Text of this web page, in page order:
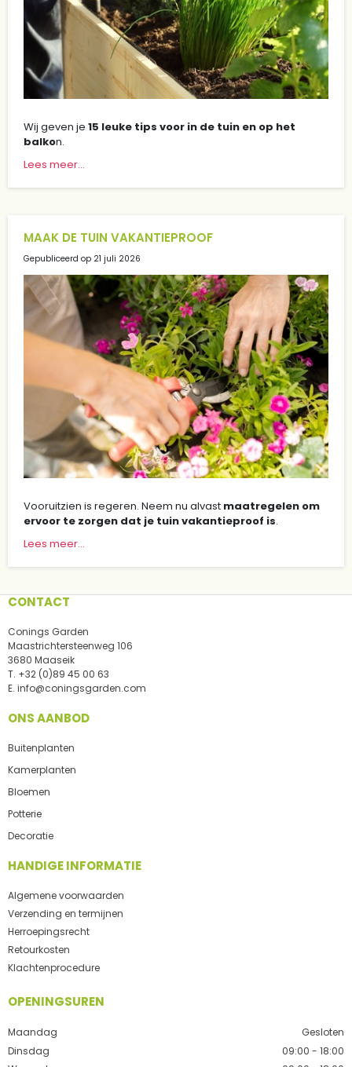
Wij geven je 15 leuke tips voor in de tuin en op het
balkon.
Lees meer...
MAAK DE TUIN VAKANTIEPROOF
Gepubliceerd op 21 juli 2026
Vooruitzien is regeren. Neem nu alvast maatregelen om
ervoor te zorgen dat je tuin vakantieproof is.
Lees meer...
CONTACT
Conings Garden
Maastrichtersteenweg 106
3680 Maaseik
T. +32 (0)89 45 00 63
E. info@coningsgarden.com
ONS AANBOD
Buitenplanten
Kamerplanten
Bloemen
Potterie
Decoratie
HANDIGE INFORMATIE
Algemene voorwaarden
Verzending en termijnen
Herroepingsrecht
Retourkosten
Klachtenprocedure
OPENINGSUREN
Maandag
Gesloten
Dinsdag
09:00 - 18:00